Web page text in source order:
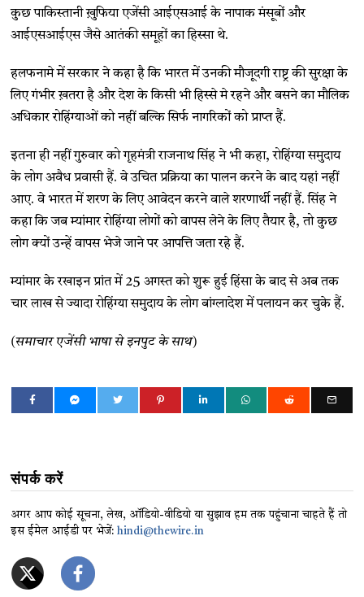
कुछ पाकिस्तानी ख़ुफिया एजेंसी आईएसआई के नापाक मंसूबों और
आईएसआईएस जैसे आतंकी समूहों का हिस्सा थे.
हलफनामे में सरकार ने कहा है कि भारत में उनकी मौजूदगी राष्ट्र की सुरक्षा के
लिए गंभीर ख़तरा है और देश के किसी भी हिस्से मे रहने और बसने का मौलिक
अधिकार रोहिंग्याओं को नहीं बल्कि सिर्फ नागरिकों को प्राप्त हैं.
इतना ही नहीं गुरुवार को गृहमंत्री राजनाथ सिंह ने भी कहा, रोहिंग्या समुदाय
के लोग अवैध प्रवासी हैं. वे उचित प्रक्रिया का पालन करने के बाद यहां नहीं
आए. वे भारत में शरण के लिए आवेदन करने वाले शरणार्थी नहीं हैं. सिंह ने
कहा कि जब म्यांमार रोहिंग्या लोगों को वापस लेने के लिए तैयार है, तो कुछ
लोग क्यों उन्हें वापस भेजे जाने पर आपत्ति जता रहे हैं.
म्यांमार के रखाइन प्रांत में 25 अगस्त को शुरू हुई हिंसा के बाद से अब तक
चार लाख से ज्यादा रोहिंग्या समुदाय के लोग बांग्लादेश में पलायन कर चुके हैं.
(समाचार एजेंसी भाषा से इनपुट के साथ)
संपर्क करें
अगर आप कोई सूचना, लेख, ऑडियो-वीडियो या सुझाव हम तक पहुंचाना चाहते हैं तो
इस ईमेल आईडी पर भेजें:hindi@thewire.in